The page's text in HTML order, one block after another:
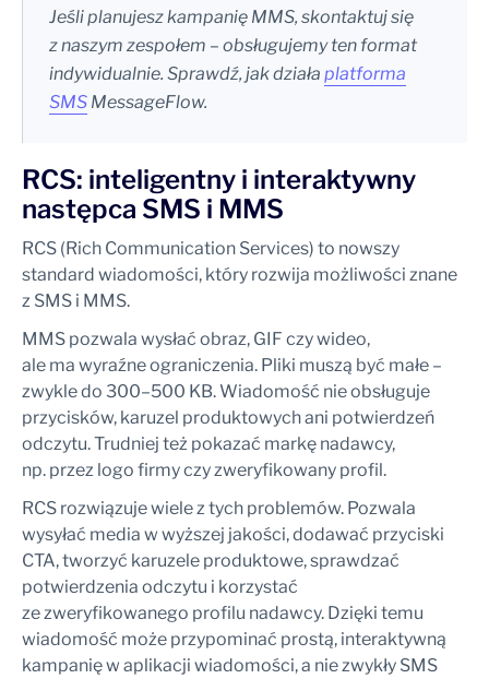
Jeśli planujesz kampanię MMS, skontaktuj się
z naszym zespołem – obsługujemy ten format
indywidualnie. Sprawdź, jak działa platforma
SMS MessageFlow.
RCS: inteligentny i interaktywny
następca SMS i MMS
RCS (Rich Communication Services) to nowszy
standard wiadomości, który rozwija możliwości znane
z SMS i MMS.
MMS pozwala wysłać obraz, GIF czy wideo,
ale ma wyraźne ograniczenia. Pliki muszą być małe –
zwykle do 300–500 KB. Wiadomość nie obsługuje
przycisków, karuzel produktowych ani potwierdzeń
odczytu. Trudniej też pokazać markę nadawcy,
np. przez logo firmy czy zweryfikowany profil.
RCS rozwiązuje wiele z tych problemów. Pozwala
wysyłać media w wyższej jakości, dodawać przyciski
CTA, tworzyć karuzele produktowe, sprawdzać
potwierdzenia odczytu i korzystać
ze zweryfikowanego profilu nadawcy. Dzięki temu
wiadomość może przypominać prostą, interaktywną
kampanię w aplikacji wiadomości, a nie zwykły SMS